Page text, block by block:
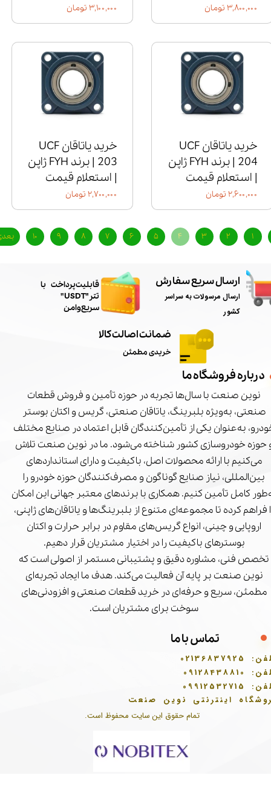
۳,۸۰۰,۰۰۰ تومان ۳,۱۰۰,۰۰۰ تومان
خرید یاتاقان UCF
204 | برند FYH ژاپن
| استعلام قیمت
۲,۶۰۰,۰۰۰ تومان
خرید یاتاقان UCF
203 | برند FYH ژاپن
| استعلام قیمت
۲,۷۰۰,۰۰۰ تومان
۱ ۲ ۳ ۴ ۵ ۶ ۷ ۸ ۹ ۱۰
تمام حقوق این سایت محفوظ است.
ارسال سریع سفارش
ارسال مرسولات به سراسر
کشور
ضمانت اصالت کالا
خریدی مطمئن
درباره فروشگاه ما
نوین صنعت با سال‌ها تجربه در حوزه تأمین و فروش قطعات
صنعتی، به‌ویژه بلبرینگ، یاتاقان صنعتی، گریس و اکتان بوستر
به‌عنوان یکی از تأمین‌کنندگان قابل اعتماد در صنایع مختلف
حوزه خودروسازی کشور شناخته می‌شود. ما در نوین صنعت تلاش
می‌کنیم با ارائه محصولات اصل، باکیفیت و دارای استانداردهای
بین‌المللی، نیاز صنایع گوناگون و مصرف‌کنندگان حوزه خودرو را
کامل تأمین کنیم. همکاری با برندهای معتبر جهانی این امکان
فراهم کرده تا مجموعه‌ای متنوع از بلبرینگ‌ها و یاتاقان‌های ژاپنی،
اروپایی و چینی، انواع گریس‌های مقاوم در برابر حرارت و اکتان
بوسترهای باکیفیت را در اختیار مشتریان قرار دهیم.
تخصص فنی، مشاوره دقیق و پشتیبانی مستمر از اصولی است که
نوین صنعت بر پایه آن فعالیت می‌کند. هدف ما ایجاد تجربه‌ای
مطمئن، سریع و حرفه‌ای در خرید قطعات صنعتی و افزودنی‌های
سوخت برای مشتریان است.
تماس با ما
02136837925
09128438810
09912532715
اینترنتی نوین صنعت
​قابلیت پرداخت با
تتر"USDT"
سریع و امن